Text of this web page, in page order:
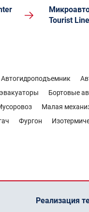
Tourist
Автогидроподъемник
Бортовые
Малая
Фургон
Реализация